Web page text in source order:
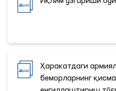
Ҳаракатдаги
беморларнинг